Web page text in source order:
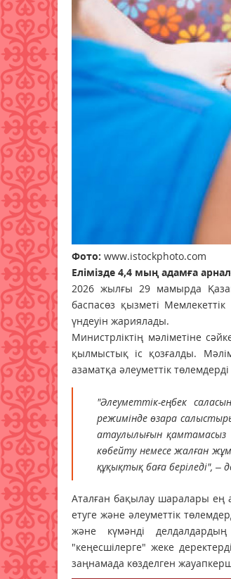
Фото: www.istockphoto.com
Елімізде 4,4 мың адамға
2026 жылғы 29 мамырда
баспасөз қызметі
үндеуін жариялады.
Министрліктің мәліметіне
қылмыстық іс қозғалды.
азаматқа әлеуметтік
"Әлеуметтік-еңбек
режимінде өзара
атаулылығын қамтамасыз
көбейту немесе жалған
құқықтық баға беріледі",
Аталған бақылау шаралары ең
етуге және әлеуметтік
және күмәнді
"кеңесшілерге" жеке
заңнамада көзделген